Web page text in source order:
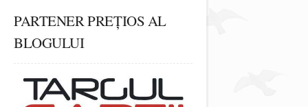
PARTENER PREȚIOS AL
BLOGULUI